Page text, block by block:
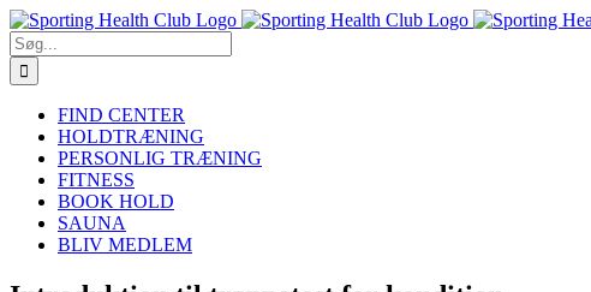
Skip
to
content
Søg
efter:
FIND CENTER
HOLDTRÆNING
PERSONLIG TRÆNING
FITNESS
BOOK HOLD
SAUNA
BLIV MEDLEM